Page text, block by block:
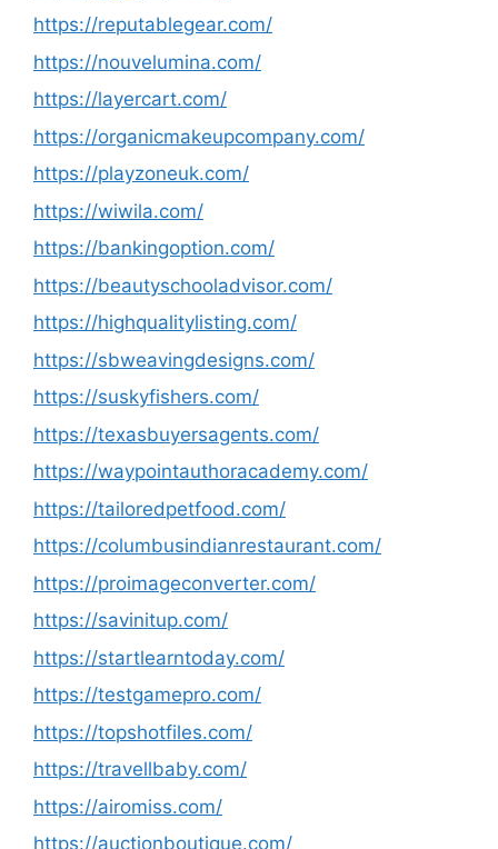
https://reputablegear.com/
https://nouvelumina.com/
https://layercart.com/
https://organicmakeupcompany.com/
https://playzoneuk.com/
https://wiwila.com/
https://bankingoption.com/
https://beautyschooladvisor.com/
https://highqualitylisting.com/
https://sbweavingdesigns.com/
https://suskyfishers.com/
https://texasbuyersagents.com/
https://waypointauthoracademy.com/
https://tailoredpetfood.com/
https://columbusindianrestaurant.com/
https://proimageconverter.com/
https://savinitup.com/
https://startlearntoday.com/
https://testgamepro.com/
https://topshotfiles.com/
https://travellbaby.com/
https://airomiss.com/
https://auctionboutique.com/